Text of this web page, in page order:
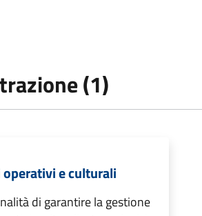
(1)
operativi e culturali
di garantire la gestione